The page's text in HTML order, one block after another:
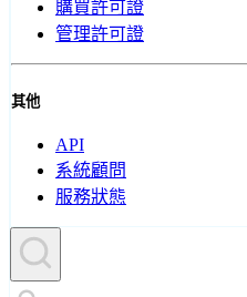
購買許可證
管理許可證
其他
API
系統顧問
服務狀態